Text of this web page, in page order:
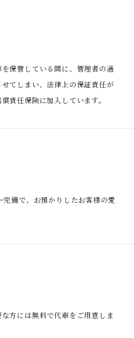
保管している間に、管理者の過
てしまい、法律上の保証責任が
責任保険に加入しています。
備で、お預かりしたお客様の愛
方には無料で代車をご用意しま